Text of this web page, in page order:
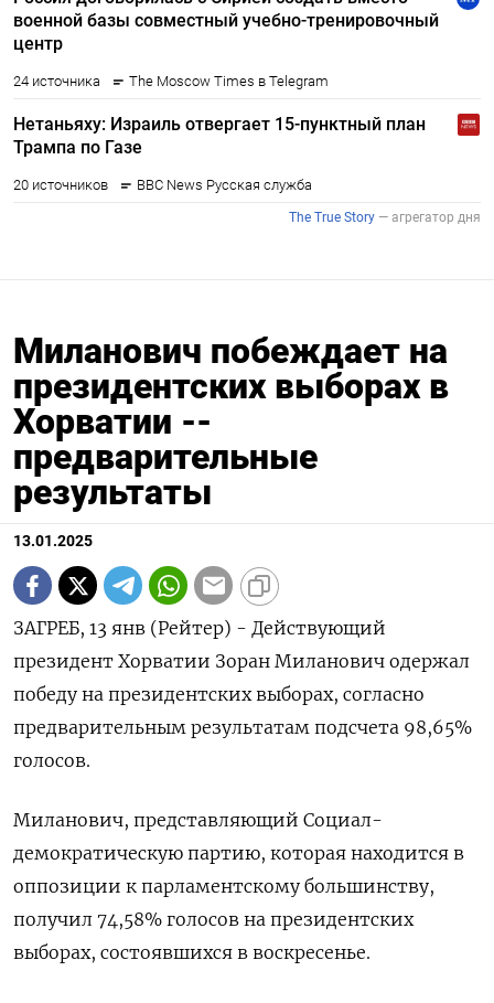
Миланович побеждает на
президентских выборах в
Хорватии --
предварительные
результаты
13.01.2025
ЗАГРЕБ, 13 янв (Рейтер) - Действующий
президент Хорватии Зоран Миланович одержал
победу на президентских выборах, согласно
предварительным результатам подсчета 98,65%
голосов.
Миланович, представляющий Социал-
демократическую партию, которая находится в
оппозиции к парламентскому большинству,
получил 74,58% голосов на президентских
выборах, состоявшихся в воскресенье.